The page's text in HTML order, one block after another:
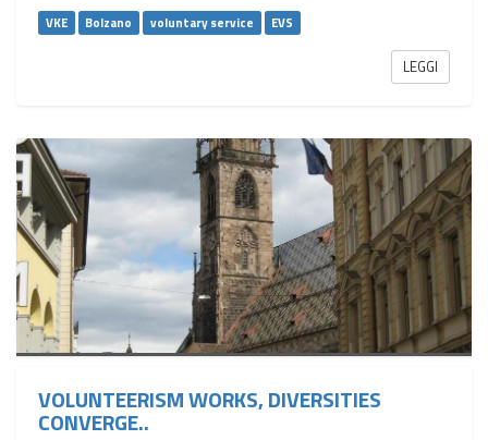
VKE Bolzano voluntary service EVS
LEGGI
VOLUNTEERISM WORKS, DIVERSITIES
CONVERGE..